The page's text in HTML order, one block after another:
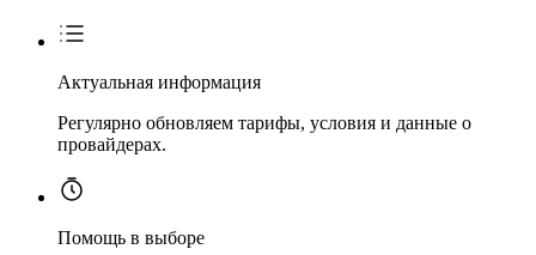
Актуальная информация
Регулярно обновляем тарифы, условия и данные о
провайдерах.
Помощь в выборе